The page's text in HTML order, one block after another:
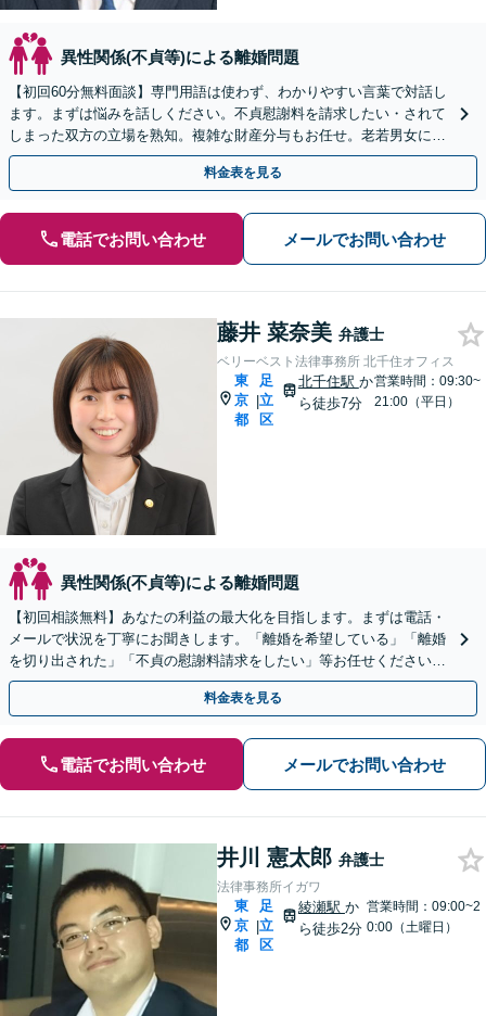
異性関係(不貞等)による離婚問題
【初回60分無料面談】専門用語は使わず、わかりやすい言葉で対話し
ます。まずは悩みを話しください。不貞慰謝料を請求したい・されて
しまった双方の立場を熟知。複雑な財産分与もお任せ。老若男女に幅
広く対応【カード利用可】【北千住駅5分】
料金表を見る
電話でお問い合わせ メールでお問い合わせ
藤井 菜奈美 弁護士
ベリーベスト法律事務所 北千住オフィス
東
京
都
|
足
立
区
北千住駅 か
ら徒歩7分
営業時間：09:30~
21:00（平日）
異性関係(不貞等)による離婚問題
【初回相談無料】あなたの利益の最大化を目指します。まずは電話・
メールで状況を丁寧にお聞きします。「離婚を希望している」「離婚
を切り出された」「不貞の慰謝料請求をしたい」等お任せください。
【リーズナブルな料金設定】
料金表を見る
電話でお問い合わせ メールでお問い合わせ
井川 憲太郎 弁護士
法律事務所イガワ
東
京
都
|
足
立
区
綾瀬駅 か
ら徒歩2分
営業時間：09:00~2
0:00（土曜日）